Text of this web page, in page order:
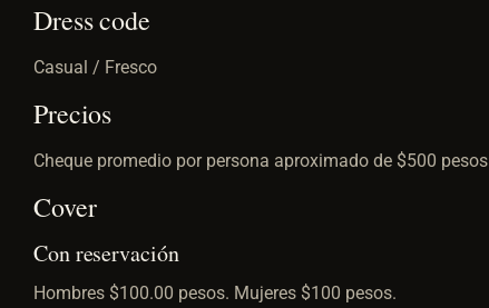
Dress code
Casual / Fresco
Precios
Cheque promedio por persona aproximado de $500 pesos
Cover
Con reservación
Hombres $100.00 pesos. Mujeres $100 pesos.